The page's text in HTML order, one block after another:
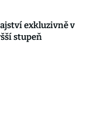
exkluzivně v
stupeň